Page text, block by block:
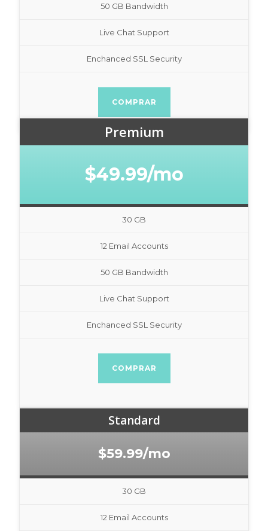
50 GB Bandwidth
Live Chat Support
Enchanced SSL Security
COMPRAR
Premium
$49.99/mo
30 GB
12 Email Accounts
50 GB Bandwidth
Live Chat Support
Enchanced SSL Security
COMPRAR
Standard
$59.99/mo
30 GB
12 Email Accounts